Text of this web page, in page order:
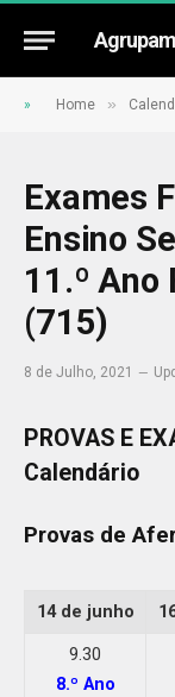
» Home »
Exames
Ensino
11.º Ano
(715)
8 de Julho, 2021
PROVAS E
Calendário
Provas de
14 de junho
9.30
8.º Ano